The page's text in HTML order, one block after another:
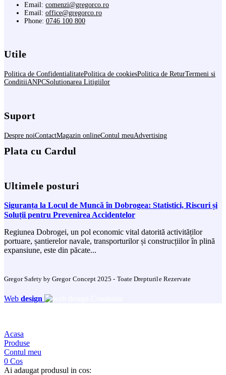
Email: comenzi@gregorco.ro
Email: office@gregorco.ro
Phone: 0746 100 800
Utile
Politica de ConfidentialitatePolitica de cookiesPolitica de ReturTermeni si
ConditiiANPCSolutionarea Litigiilor
Suport
Despre noiContactMagazin onlineContul meuAdvertising
Plata cu Cardul
Ultimele posturi
Siguranța la Locul de Muncă în Dobrogea: Statistici, Riscuri și
Soluții pentru Prevenirea Accidentelor
Regiunea Dobrogei, un pol economic vital datorită activităților
portuare, șantierelor navale, transporturilor și construcțiilor în plină
expansiune, este din păcate...
Gregor Safety by Gregor Concept 2025 - Toate Drepturile Rezervate
Web design
Acasa
Produse
Contul meu
0 Cos
Ai adaugat produsul in cos: